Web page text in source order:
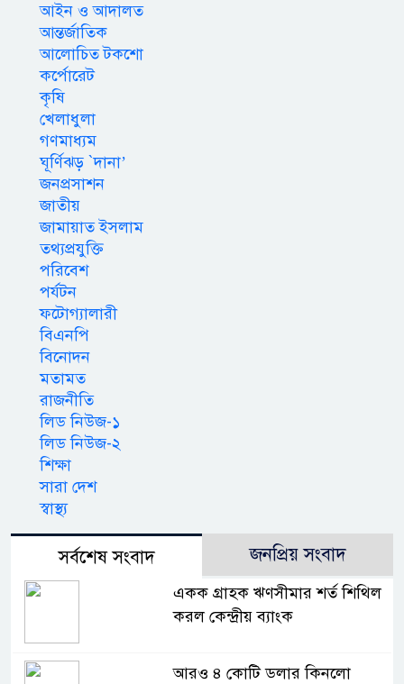
আইন ও আদালত
আন্তর্জাতিক
আলোচিত টকশো
কর্পোরেট
কৃষি
খেলাধুলা
গণমাধ্যম
ঘূর্ণিঝড় `দানা’
জনপ্রসাশন
জাতীয়
জামায়াত ইসলাম
তথ্যপ্রযুক্তি
পরিবেশ
পর্যটন
ফটোগ্যালারী
বিএনপি
বিনোদন
মতামত
রাজনীতি
লিড নিউজ-১
লিড নিউজ-২
শিক্ষা
সারা দেশ
স্বাস্থ্য
সর্বশেষ সংবাদ জনপ্রিয় সংবাদ
একক গ্রাহক ঋণসীমার শর্ত শিথিল
করল কেন্দ্রীয় ব্যাংক
আরও ৪ কোটি ডলার কিনলো